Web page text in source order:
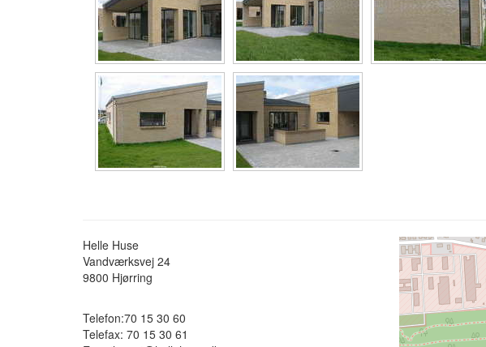
Helle Huse
Vandværksvej 24
9800 Hjørring
Telefon:70 15 30 60
Telefax: 70 15 30 61